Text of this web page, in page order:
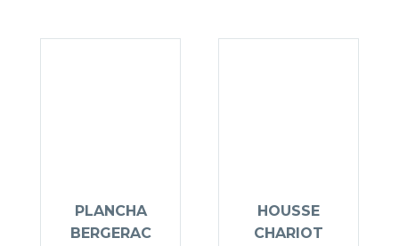
PLANCHA
BERGERAC
HOUSSE
CHARIOT